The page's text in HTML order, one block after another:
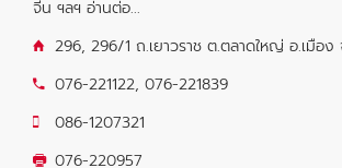
จีน ฯลฯ อ่านต่อ...
296, 296/1 ถ.เยาวราช ต.ตลาดใหญ่ อ.เมือ
076-221122, 076-221839
086-1207321
076-220957